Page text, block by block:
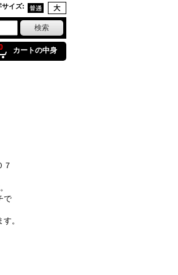
サイズ:
カートの中身
７
で
。